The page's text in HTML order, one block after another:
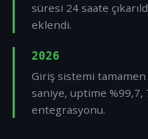
süresi 24 saate
eklendi.
2026
Giriş sistemi
saniye, uptime %99,7,
entegrasyonu.